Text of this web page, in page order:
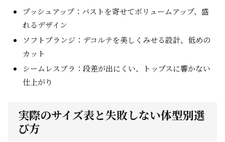
プッシュアップ：バストを寄せてボリュームアップ、盛
れるデザイン
ソフトプランジ：デコルテを美しくみせる設計、低めの
カット
シームレスブラ：段差が出にくい、トップスに響かない
仕上がり
実際のサイズ表と失敗しない体型別選
び方